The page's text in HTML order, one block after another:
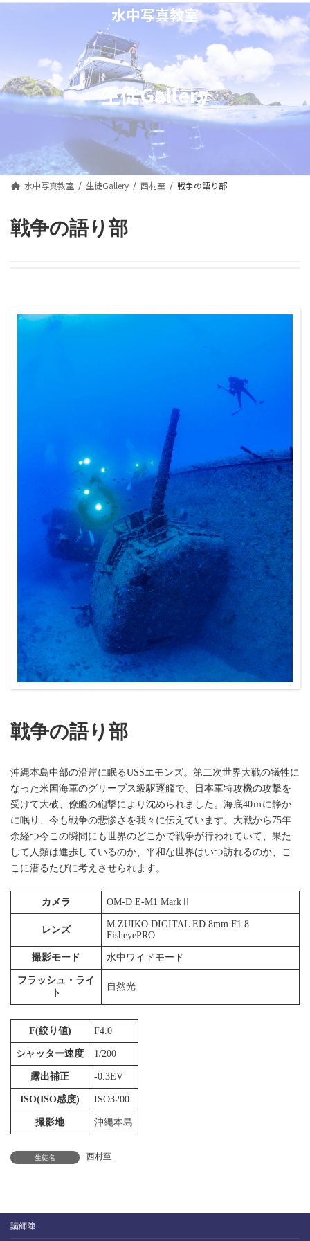
コ
ス
キ
ナ
ン
に
水中写真教室
生徒Gallery
水中写真教室 生徒Gallery 西村至 戦争の語り部
戦争の語り部
戦争の語り部
沖縄本島中部の沿岸に眠るUSSエモンズ。第二次世界大戦の犠牲に
なった米国海軍のグリーブス級駆逐艦で、日本軍特攻機の攻撃を
受けて大破、僚艦の砲撃により沈められました。海底40ｍに静か
に眠り、今も戦争の悲惨さを我々に伝えています。大戦から75年
余経つ今この瞬間にも世界のどこかで戦争が行われていて、果た
して人類は進歩しているのか、平和な世界はいつ訪れるのか、こ
こに潜るたびに考えさせられます。
カメラ OM-D E-M1 MarkⅡ
レンズ
M.ZUIKO DIGITAL ED 8mm F1.8
FisheyePRO
撮影モード 水中ワイドモード
フラッシュ・ライ
ト
自然光
F(絞り値) F4.0
シャッター速度 1/200
露出補正 -0.3EV
ISO(ISO感度) ISO3200
撮影地 沖縄本島
生徒名 西村至
講師陣